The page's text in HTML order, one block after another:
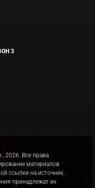
3
2026. Все права
материалов
ссылки на источник.
принадлежат их